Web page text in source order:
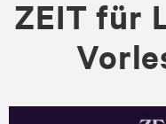
ZEIT für